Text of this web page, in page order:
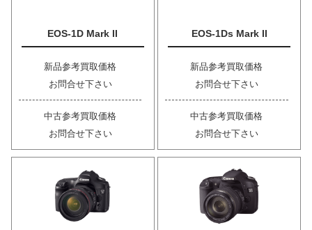
EOS-1D Mark II
新品参考買取価格
お問合せ下さい
中古参考買取価格
お問合せ下さい
EOS-1Ds Mark II
新品参考買取価格
お問合せ下さい
中古参考買取価格
お問合せ下さい